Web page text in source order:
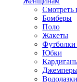
Смотреть
Бомберы
Поло
Жакеты
Юбки
Водолазки